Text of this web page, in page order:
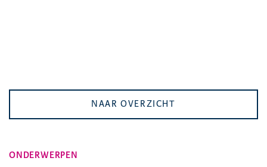
NAAR OVERZICHT
ONDERWERPEN